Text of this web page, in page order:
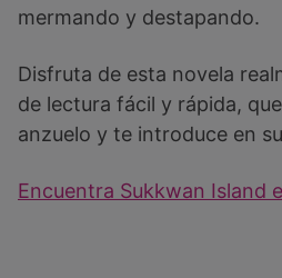
mermando y destapando.
Disfruta de esta novela
de lectura fácil y rápida,
anzuelo y te introduce en
Encuentra Sukkwan Island